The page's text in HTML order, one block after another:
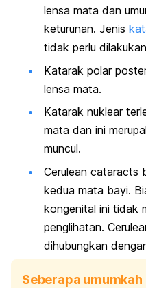
lensa mata dan
keturunan. Jenis
tidak perlu
Katarak polar
lensa mata.
Katarak nuklear
mata dan ini
muncul.
Cerulean cataracts
kedua mata bayi.
kongenital ini tidak
penglihatan.
dihubungkan
Seberapa umumkah